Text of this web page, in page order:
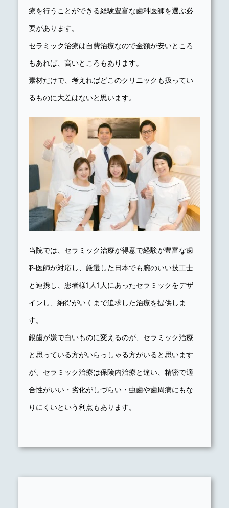
療を行うことができる経験豊富な歯科医師を選ぶ必
要があります。
セラミック治療は自費治療なので金額が安いところ
もあれば、高いところもあります。
素材だけで、考えればどこのクリニックも扱ってい
るものに大差はないと思います。
当院では、セラミック治療が得意で経験が豊富な歯
科医師が対応し、厳選した日本でも腕のいい技工士
と連携し、患者様1人1人にあったセラミックをデザ
インし、納得がいくまで追求した治療を提供しま
す。
銀歯が嫌で白いものに変えるのが、セラミック治療
と思っている方がいらっしゃる方がいると思います
が、セラミック治療は保険内治療と違い、精密で適
合性がいい・劣化がしづらい・虫歯や歯周病にもな
りにくいという利点もあります。